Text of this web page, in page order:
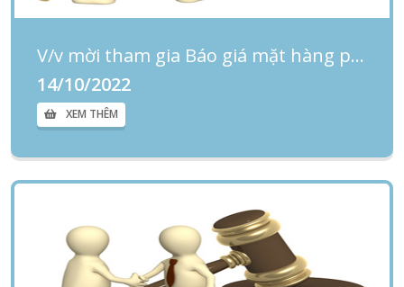
V/v mời tham gia Báo giá mặt hàng phục vụ cho công tác khám và điều trị tại Bệnh viện Phụ sản- Nhi Đà Nẵng năm 2022
14/10/2022
XEM THÊM